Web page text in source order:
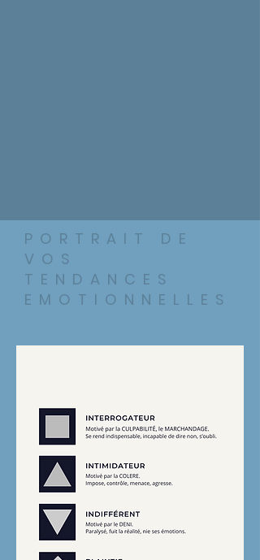
PORTRAIT DE
VOS
TENDANCES
EMOTIONNELLES